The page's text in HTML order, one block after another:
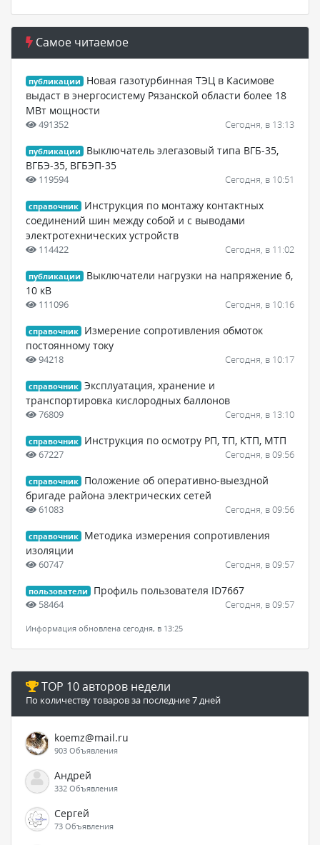
Самое читаемое
публикации
Новая газотурбинная ТЭЦ в Касимове
выдаст в энергосистему Рязанской области более 18
МВт мощности
491352 Сегодня, в 13:13
публикации
Выключатель элегазовый типа ВГБ-35,
ВГБЭ-35, ВГБЭП-35
119594 Сегодня, в 10:51
справочник
Инструкция по монтажу контактных
соединений шин между собой и с выводами
электротехнических устройств
114422 Сегодня, в 11:02
публикации
Выключатели нагрузки на напряжение 6,
10 кВ
111096 Сегодня, в 10:16
справочник
Измерение сопротивления обмоток
постоянному току
94218 Сегодня, в 10:17
справочник Эксплуатация, хранение и
транспортировка кислородных баллонов
76809 Сегодня, в 13:10
справочник Инструкция по осмотру РП, ТП, КТП, МТП
67227 Сегодня, в 09:56
справочник
Положение об оперативно-выездной
бригаде района электрических сетей
61083 Сегодня, в 09:56
справочник
Методика измерения сопротивления
изоляции
60747 Сегодня, в 09:57
пользователи Профиль пользователя ID7667
58464 Сегодня, в 09:57
Информация обновлена сегодня, в 13:25
TOP 10 авторов недели
По количеству товаров за последние 7 дней
koemz@mail.ru
903 Объявления
Андрей
332 Объявления
Сергей
73 Объявления